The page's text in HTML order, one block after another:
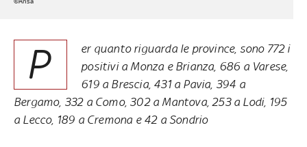
P
er quanto riguarda le province, sono 772 i
positivi a Monza e Brianza, 686 a Varese,
619 a Brescia, 431 a Pavia, 394 a
Bergamo, 332 a Como, 302 a Mantova, 253 a Lodi, 195
a Lecco, 189 a Cremona e 42 a Sondrio